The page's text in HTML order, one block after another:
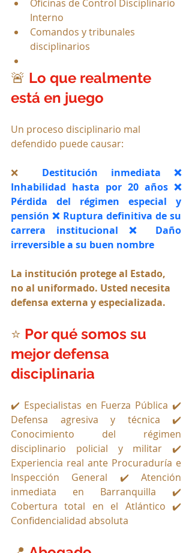
Oficinas de Control Disciplinario
Interno
Comandos y tribunales
disciplinarios
🚨 Lo que realmente
está en juego
Un proceso disciplinario mal
defendido puede causar:
❌ Destitución inmediata ❌
Inhabilidad hasta por 20 años ❌
Pérdida del régimen especial y
pensión ❌ Ruptura definitiva de su
carrera institucional ❌ Daño
irreversible a su buen nombre
La institución protege al Estado,
no al uniformado. Usted necesita
defensa externa y especializada.
⭐ Por qué somos su
mejor defensa
disciplinaria
✔️ Especialistas en Fuerza Pública ✔️
Defensa agresiva y técnica ✔️
Conocimiento del régimen
disciplinario policial y militar ✔️
Experiencia real ante Procuraduría e
Inspección General ✔️ Atención
inmediata en Barranquilla ✔️
Cobertura total en el Atlántico ✔️
Confidencialidad absoluta